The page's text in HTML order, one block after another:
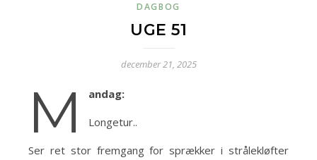
DAGBOG
UGE 51
december 21, 2025
M
andag:
Longetur..
Ser ret stor fremgang for sprækker i strålekløfter